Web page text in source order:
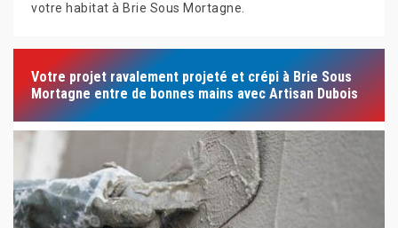
votre habitat à Brie Sous Mortagne.
Votre projet ravalement projeté et crépi à Brie Sous
Mortagne entre de bonnes mains avec Artisan Dubois